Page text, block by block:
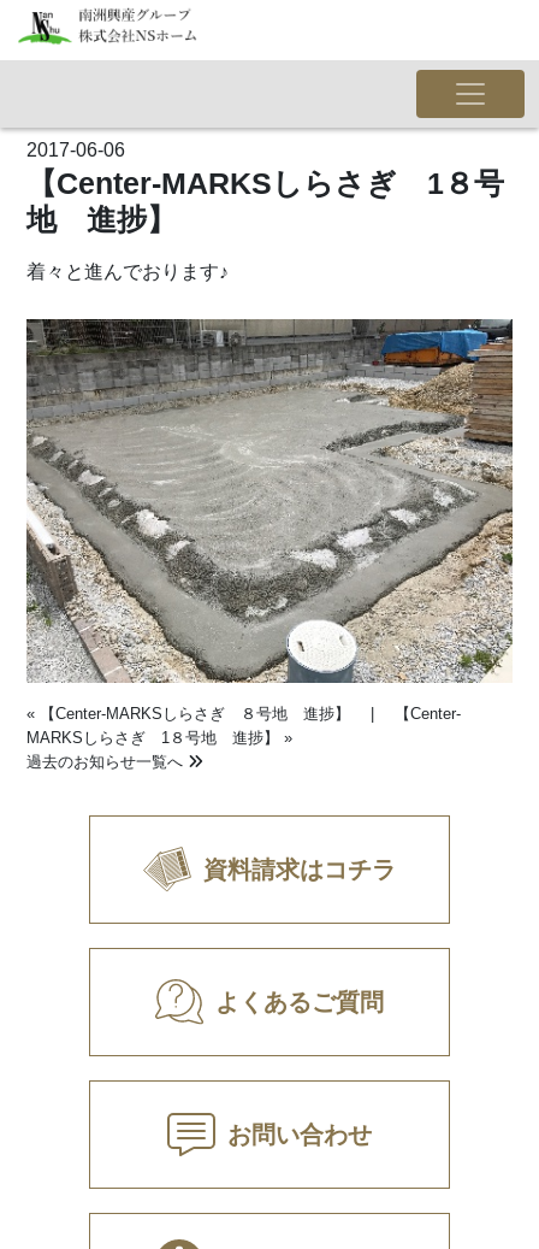
2017-06-06
【Center-MARKSしらさぎ 1８号
地 進捗】
着々と進んでおります♪
« 【Center-MARKSしらさぎ ８号地 進捗】
【Center-
MARKSしらさぎ 1８号地 進捗】
»
過去のお知らせ一覧へ
資料請求はコチラ
よくあるご質問
お問い合わせ